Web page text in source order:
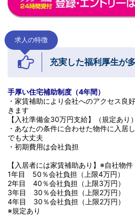
求人の特徴
充実した福利厚生が
手厚い住宅補助制度（4年間）
・家賃補助により会社へのアクセス良
きます
【入社準備金30万円支給】（規定あり）
・あなたの条件に合わせた物件に入居
でも大丈夫
・初期費用は会社負担
【入居者には家賃補助あり】※自社物件
1年目 50％会社負担（上限4万円）
2年目 40％会社負担（上限3万円）
3年目 30％会社負担（上限2万円）
4年目 30％会社負担（上限2万円）
※規定あり